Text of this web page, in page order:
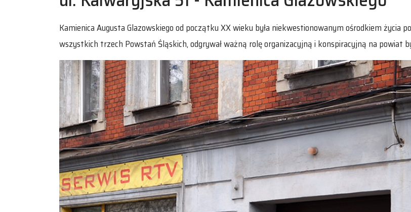
Kamienica Augusta Glazowskiego od początku XX wieku była niekwestionowanym ośrodkiem życia
wszystkich trzech Powstań Śląskich, odgrywał ważną rolę organizacyjną i konspiracyjną na powiat